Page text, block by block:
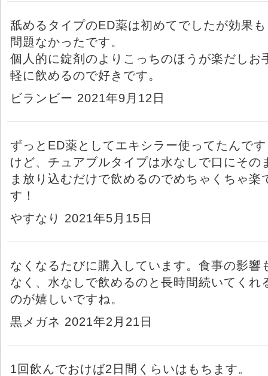
舐めるタイプのED薬は初めてでしたが効果も
問題なかったです。
個人的に錠剤のよりこっちのほうが楽だしお
軽に飲めるので好きです。
ビランビー 2021年9月12日
ずっとED薬としてエキシラー使ってたんです
けど、チュアブルタイプは水なしで口にその
ま放り込むだけで飲めるのでめちゃくちゃ楽
す！
やすなり 2021年5月15日
なくなるたびに購入しています。食事の影響
なく、水なしで飲めるのと長時間続いてくれ
のが嬉しいですね。
黒メガネ 2021年2月21日
1回飲んでおけば2日間くらいはもちます。